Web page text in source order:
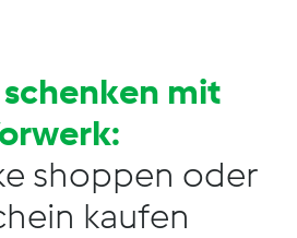
mit
shoppen oder
kaufen